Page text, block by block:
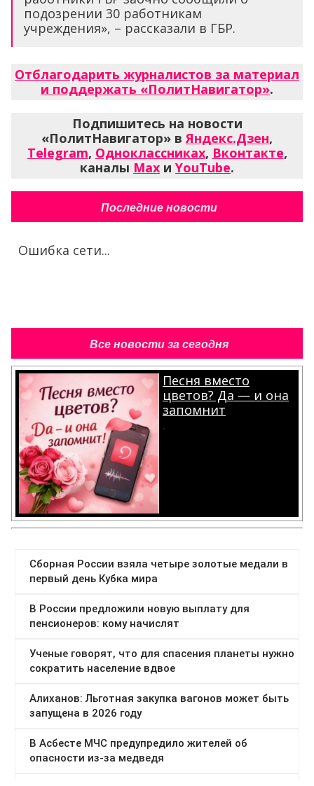
подозрении 30 работникам
учреждения», – рассказали в ГБР.
Отблагодарить журналистов за материал
и поддержать «ПолитНавигатор».
Подпишитесь на новости
«ПолитНавигатор» вЯндекс.Дзен,
Telegram, Одноклассниках, Вконтакте,
каналы Max и YouTube.
Последние новости
Ошибка сети...
Все новости за сегодня
Песня вместо
цветов? Да — и она
запомнит
.